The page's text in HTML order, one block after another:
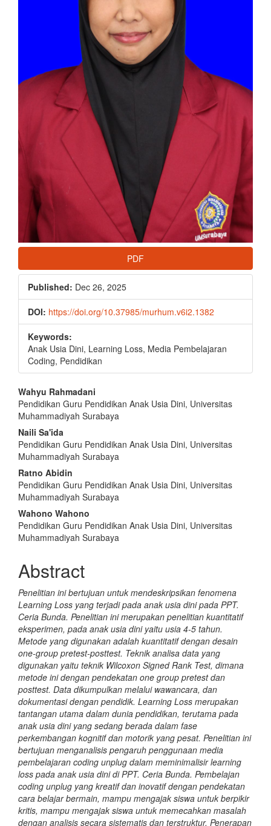
PDF
Published: Dec 26, 2025
DOI: https://doi.org/10.37985/murhum.v6i2.1382
Keywords:
Anak Usia Dini, Learning Loss, Media Pembelajaran
Coding, Pendidikan
Main
Article
Content
Wahyu Rahmadani
Pendidikan Guru Pendidikan Anak Usia Dini, Universitas
Muhammadiyah Surabaya
Naili Sa'ida
Pendidikan Guru Pendidikan Anak Usia Dini, Universitas
Muhammadiyah Surabaya
Ratno Abidin
Pendidikan Guru Pendidikan Anak Usia Dini, Universitas
Muhammadiyah Surabaya
Wahono Wahono
Pendidikan Guru Pendidikan Anak Usia Dini, Universitas
Muhammadiyah Surabaya
Abstract
Penelitian ini bertujuan untuk mendeskripsikan fenomena
Learning Loss yang terjadi pada anak usia dini pada PPT.
Ceria Bunda. Penelitian ini merupakan penelitian kuantitatif
eksperimen, pada anak usia dini yaitu usia 4-5 tahun.
Metode yang digunakan adalah kuantitatif dengan desain
one-group pretest-posttest. Teknik analisa data yang
digunakan yaitu teknik Wilcoxon Signed Rank Test, dimana
metode ini dengan pendekatan one group pretest dan
posttest. Data dikumpulkan melalui wawancara, dan
dokumentasi dengan pendidik. Learning Loss merupakan
tantangan utama dalam dunia pendidikan, terutama pada
anak usia dini yang sedang berada dalam fase
perkembangan kognitif dan motorik yang pesat. Penelitian ini
bertujuan menganalisis pengaruh penggunaan media
pembelajaran coding unplug dalam meminimalisir learning
loss pada anak usia dini di PPT. Ceria Bunda. Pembelajan
coding unplug yang kreatif dan inovatif dengan pendekatan
cara belajar bermain, mampu mengajak siswa untuk berpikir
kritis, mampu mengajak siswa untuk memecahkan masalah
dengan analisis secara sistematis dan terstruktur. Penerapan